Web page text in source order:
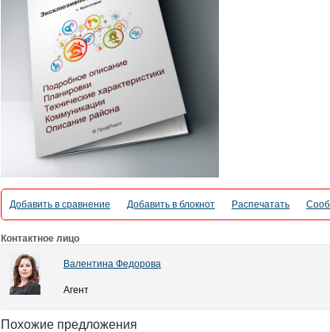
Добавить в сравнение Добавить в блокнот Распечатать
Контактное лицо
Валентина Федорова
Агент
Похожие предложения